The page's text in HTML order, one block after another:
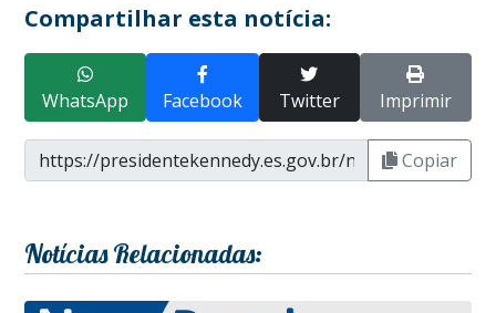
Compartilhar esta notícia:
WhatsApp Facebook Twitter Imprimir
Copiar
Notícias Relacionadas: